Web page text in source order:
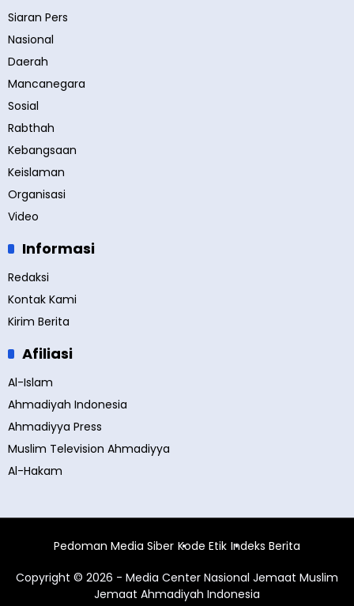
Siaran Pers
Nasional
Daerah
Mancanegara
Sosial
Rabthah
Kebangsaan
Keislaman
Organisasi
Video
Informasi
Redaksi
Kontak Kami
Kirim Berita
Afiliasi
Al-Islam
Ahmadiyah Indonesia
Ahmadiyya Press
Muslim Television Ahmadiyya
Al-Hakam
Pedoman Media Siber Kode Etik Indeks Berita
Copyright © 2026 - Media Center Nasional Jemaat Muslim
Jemaat Ahmadiyah Indonesia